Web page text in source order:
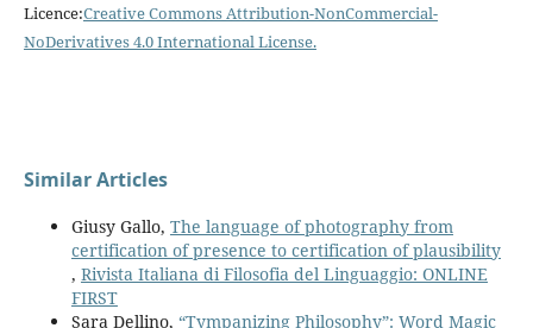
Licence:Creative Commons Attribution-NonCommercial-
NoDerivatives 4.0 International License.
Similar Articles
Giusy Gallo, The language of photography from
certification of presence to certification of plausibility
, Rivista Italiana di Filosofia del Linguaggio: ONLINE
FIRST
Sara Dellino, “Tympanizing Philosophy”: Word Magic